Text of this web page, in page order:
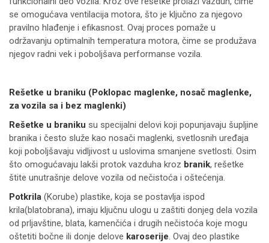
se omogućava ventilacija motora, što je ključno za njegovo
pravilno hlađenje i efikasnost. Ovaj proces pomaže u
održavanju optimalnih temperatura motora, čime se produžava
njegov radni vek i poboljšava performanse vozila.
Rešetke u braniku (Poklopac maglenke, nosač maglenke,
za vozila sa i bez maglenki)
Rešetke u braniku su specijalni delovi koji popunjavaju šupljine
branika i često služe kao nosači maglenki, svetlosnih uređaja
koji poboljšavaju vidljivost u uslovima smanjene svetlosti. Osim
što omogućavaju lakši protok vazduha kroz branik, rešetke
štite unutrašnje delove vozila od nečistoća i oštećenja.
Potkrila (Korube) plastike, koja se postavlja ispod
krila(blatobrana), imaju ključnu ulogu u zaštiti donjeg dela vozila
od prljavštine, blata, kamenčića i drugih nečistoća koje mogu
oštetiti bočne ili donje delove karoserije. Ovaj deo plastike